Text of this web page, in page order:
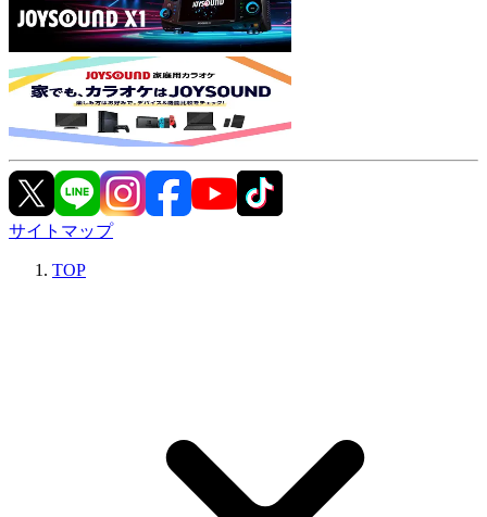
サイトマップ
TOP